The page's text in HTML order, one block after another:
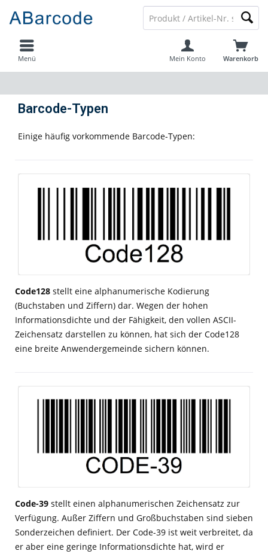
Menü Warenkorb
Mein Konto
Barcode-Typen
Einige häufig vorkommende Barcode-Typen:
Code128 stellt eine alphanumerische Kodierung
(Buchstaben und Ziffern) dar. Wegen der hohen
Informationsdichte und der Fähigkeit, den vollen ASCII-
Zeichensatz darstellen zu können, hat sich der Code128
eine breite Anwendergemeinde sichern können.
Code-39 stellt einen alphanumerischen Zeichensatz zur
Verfügung. Außer Ziffern und Großbuchstaben sind sieben
Sonderzeichen definiert. Der Code-39 ist weit verbreitet, da
er aber eine geringe Informationsdichte hat, wird er